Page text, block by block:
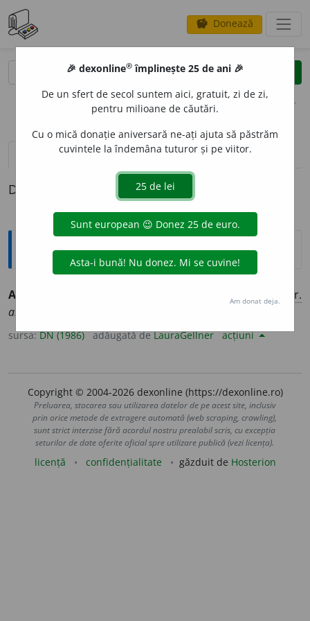
savings Donează
clear
opțiuni
definiții (1)
Definiția cu ID-ul 394766:
Explicative DEX
ARTR
fr.
arthrosique
sursa:DN (1986) adăugată deLauraGellner acțiuni
Copyright © 2004-2026 dexonline (https://dexonline.ro)
Preluarea, stocarea sau utilizarea datelor de pe acest site, inclusiv
prin orice metode de extragere automată (web scraping, crawling),
sunt strict interzise fără acordul nostru prealabil scris, cu excepția
seturilor de date oferite oficial spre utilizare publică (vezi licența).
licență confidențialitate găzduit de Hosterion
🎉 dexonline® împlinește 25 de ani 🎉
De un sfert de secol suntem aici, gratuit, zi de zi,
pentru milioane de căutări.
Cu o mică donație aniversară ne-ați ajuta să păstrăm
cuvintele la îndemâna tuturor și pe viitor.
Am donat deja.